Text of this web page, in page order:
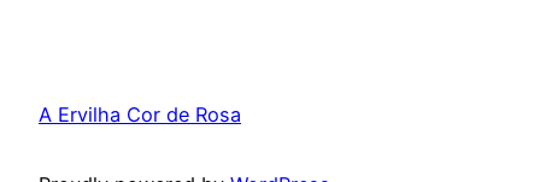
A Ervilha Cor de Rosa